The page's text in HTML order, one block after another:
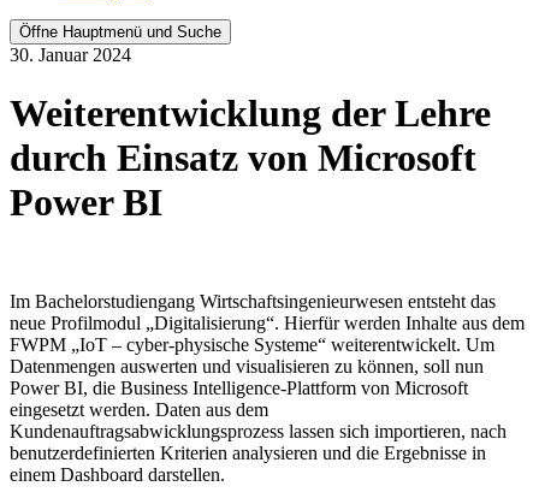
Öffne Hauptmenü und Suche
30. Januar 2024
Weiterentwicklung der Lehre
durch Einsatz von Microsoft
Power BI
Im Bachelorstudiengang Wirtschaftsingenieurwesen entsteht das
neue Profilmodul „Digitalisierung“. Hierfür werden Inhalte aus dem
FWPM „IoT – cyber-physische Systeme“ weiterentwickelt. Um
Datenmengen auswerten und visualisieren zu können, soll nun
Power BI, die Business Intelligence-Plattform von Microsoft
eingesetzt werden. Daten aus dem
Kundenauftragsabwicklungsprozess lassen sich importieren, nach
benutzerdefinierten Kriterien analysieren und die Ergebnisse in
einem Dashboard darstellen.